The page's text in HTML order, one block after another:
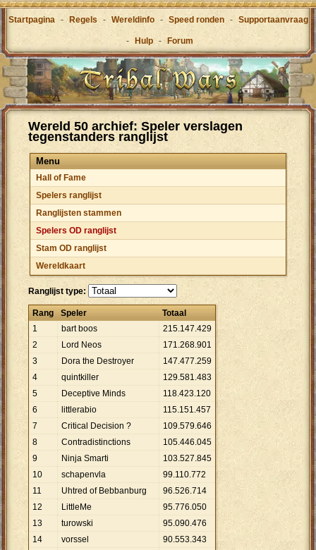
Startpagina - Regels - Wereldinfo - Speed ronden - Supportaanvraag
- Hulp - Forum
Wereld 50 archief: Speler verslagen
tegenstanders ranglijst
Menu
Hall of Fame
Spelers ranglijst
Ranglijsten stammen
Spelers OD ranglijst
Stam OD ranglijst
Wereldkaart
Ranglijst type:
Rang Speler
Totaal
1
bart boos 215.147.429
2
Lord Neos 171.268.901
3
Dora the Destroyer 147.477.259
4
quintkiller 129.581.483
5
Deceptive Minds 118.423.120
6
littlerabio 115.151.457
7
Critical Decision ? 109.579.646
8
Contradistinctions 105.446.045
9
Ninja Smarti 103.527.845
10
schapenvla 99.110.772
11
Uhtred of Bebbanburg 96.526.714
12
LittleMe 95.776.050
13
turowski 95.090.476
14
vorssel 90.553.343